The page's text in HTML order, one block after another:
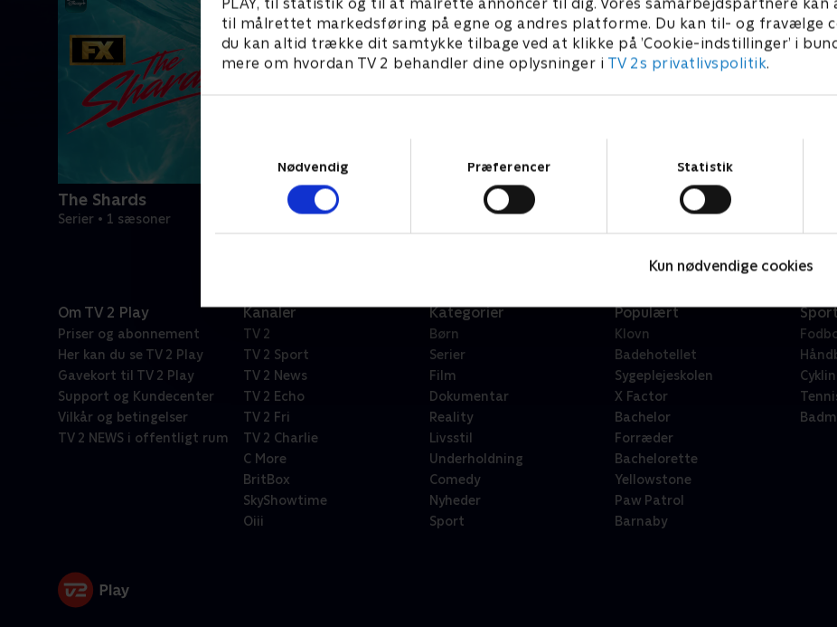
PLAY, til statistik og til at målrette annoncer til dig. Vores samarbejdspartnere kan
til målrettet markedsføring på egne og andres platforme. Du kan til- og fravælge
du kan altid trække dit samtykke tilbage ved at klikke på ’Cookie-indstillinger’ i
mere om hvordan TV 2 behandler dine oplysninger i TV 2s privatlivspolitik.
Nødvendig
Præferencer Statistik
Kun nødvendige cookies
The Shards
Serier • 1 sæsoner
Star Wars: Visions Presents - The Ninth Jedi
Serier • 1 sæsoner 2019
Om TV 2 Play
Priser og abonnement
Her kan du se TV 2 Play
Gavekort til TV 2 Play
Support og Kundecenter
Vilkår og betingelser
TV 2 NEWS i offentligt rum
Kanaler
TV 2
TV 2 Sport
TV 2 News
TV 2 Echo
TV 2 Fri
TV 2 Charlie
C More
BritBox
SkyShowtime
Oiii
Kategorier
Børn
Serier
Film
Dokumentar
Reality
Livsstil
Underholdning
Comedy
Nyheder
Sport
Populært
Klovn
Badehotellet
Sygeplejeskolen
X Factor
Bachelor
Forræder
Bachelorette
Yellowstone
Paw Patrol
Barnaby